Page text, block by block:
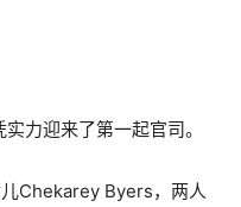
力迎来了第一起官司。
Chekarey Byers，两人